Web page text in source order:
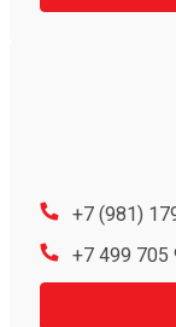
+7 (981)
+7 499 705